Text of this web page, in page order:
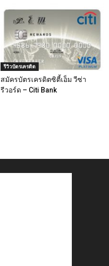
รีวิวบัตรเครดิต
สมัครบัตรเครดิตซิตี้เอ็ม วีซ่า
รีวอร์ด – Citi Bank